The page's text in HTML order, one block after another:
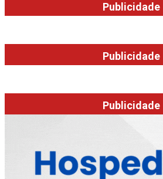
Publicidade
Publicidade
Publicidade